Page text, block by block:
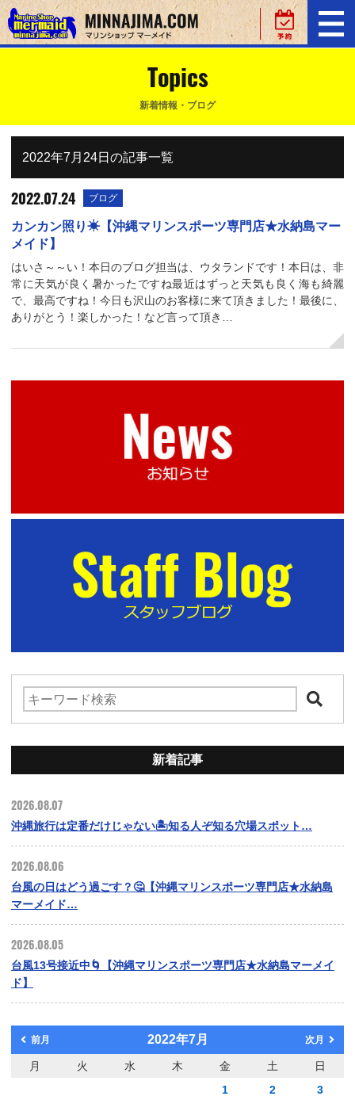
Topics
新着情報・ブログ
2022年7月24日の記事一覧
2022.07.24 ブログ
カンカン照り☀【沖縄マリンスポーツ専門店★水納島マー
メイド】
はいさ～～い！本日のブログ担当は、ウタランドです！本日は、非
常に天気が良く暑かったですね最近はずっと天気も良く海も綺麗
で、最高ですね！今日も沢山のお客様に来て頂きました！最後に、
ありがとう！楽しかった！など言って頂き…
新着記事
2026.08.07
沖縄旅行は定番だけじゃない🏝️知る人ぞ知る穴場スポット…
2026.08.06
台風の日はどう過ごす？🤔【沖縄マリンスポーツ専門店★水納島
マーメイド…
2026.08.05
台風13号接近中🌀【沖縄マリンスポーツ専門店★水納島マーメイ
ド】
前月 2022年7月 次月
月 火 水 木 金 土
日
1
2
3